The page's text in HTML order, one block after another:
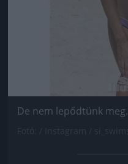
De nem lepődtünk meg.